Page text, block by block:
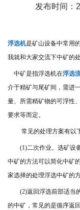
发布时间：
浮选机是矿山设备中常用
我就和大家交流下中矿的
中矿是指浮选机在浮选
介于精矿与尾矿间，需进
量、所需精矿物的可浮性
要求等而定。
常见的处理方案有以下
(1)二次作业。选矿设
中矿的方法可以简化中矿
家选择的处理浮选中矿的方
(2)返回浮选前部适当
的中矿，常见的是循序返